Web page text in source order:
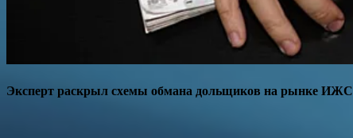
Эксперт раскрыл схемы обмана дольщиков на рынке ИЖС